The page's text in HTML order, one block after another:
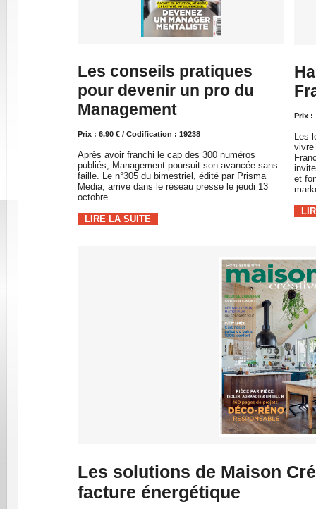
Les conseils pratiques
pour devenir un pro du
Management
Prix : 6,90 € / Codification : 19238
Après avoir franchi le cap des 300 numéros
publiés, Management poursuit son avancée sans
faille. Le n°305 du bimestriel, édité par Prisma
Media, arrive dans le réseau presse le jeudi 13
octobre.
LIRE LA SUITE
Prix :
Les
vivre
et
Les solutions de Maison
facture énergétique